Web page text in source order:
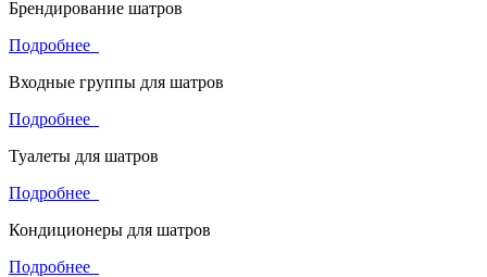
Брендирование шатров
Подробнее
Входные группы для шатров
Подробнее
Туалеты для шатров
Подробнее
Кондиционеры для шатров
Подробнее